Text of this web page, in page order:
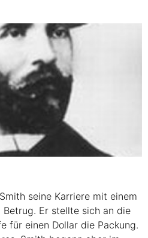
seine Karriere mit einem
Er stellte sich an die
für einen Dollar die Packung.